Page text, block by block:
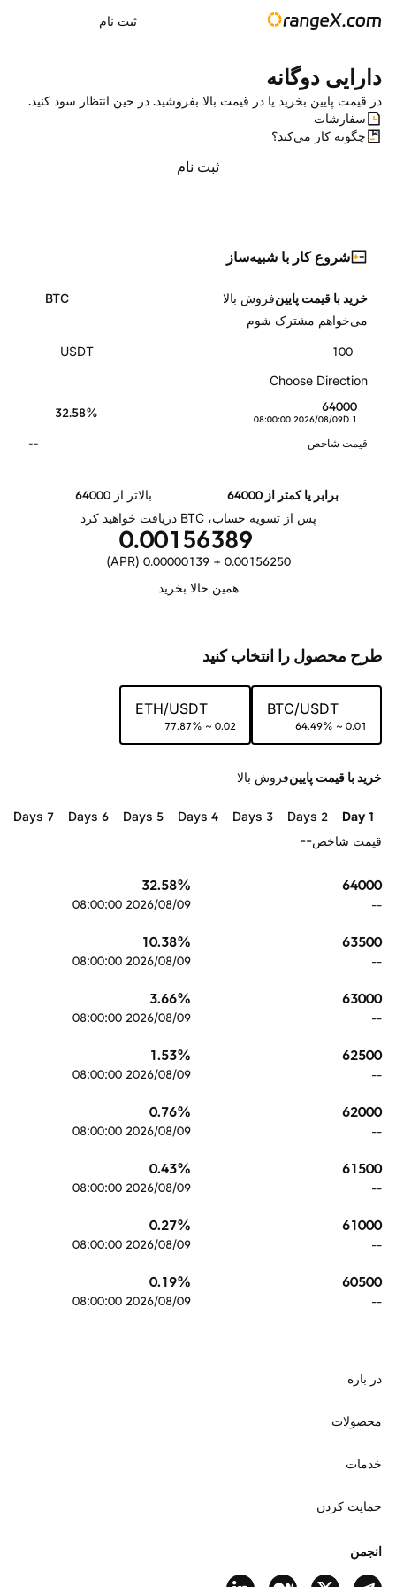
ثبت نام
دارایی دوگانه
در قیمت پایین بخرید یا در قیمت بالا بفروشید. در حین انتظار سود کنید.
سفارشات
چگونه کار می‌کند؟
ثبت نام
شروع کار با شبیه‌ساز
خرید با قیمت پایینفروش بالا
BTC
می‌خواهم مشترک شوم
100
USDT
Choose Direction
64000
1 D
2026/08/09 08:00:00
32.58%
قیمت شاخص --
برابر یا کمتر از 64000
بالاتر از 64000
پس از تسویه حساب، BTC دریافت خواهید کرد
0.00156389
0.00156250 + 0.00000139 (APR)
همین حالا بخرید
طرح محصول را انتخاب کنید
BTC/USDT
0.01 ~ 64.49%
ETH/USDT
0.02 ~ 77.87%
خرید با قیمت پایینفروش بالا
1 Day
2 Days
3 Days
4 Days
5 Days
6 Days
7 Days
قیمت شاخص--
64000
--
32.58%
2026/08/09 08:00:00
63500
--
10.38%
2026/08/09 08:00:00
63000
--
3.66%
2026/08/09 08:00:00
62500
--
1.53%
2026/08/09 08:00:00
62000
--
0.76%
2026/08/09 08:00:00
61500
--
0.43%
2026/08/09 08:00:00
61000
--
0.27%
2026/08/09 08:00:00
60500
--
0.19%
2026/08/09 08:00:00
در باره
محصولات
خدمات
حمایت کردن
انجمن